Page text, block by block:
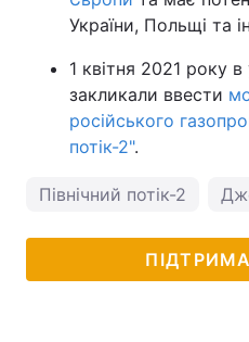
України, Польщі та
1 квітня 2021 року
закликали ввести
російського
потік-2".
Північний потік-2